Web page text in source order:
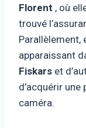
Florent , où
trouvé
Parallèlement,
apparaissant
Fiskars et
d’acquérir
caméra.